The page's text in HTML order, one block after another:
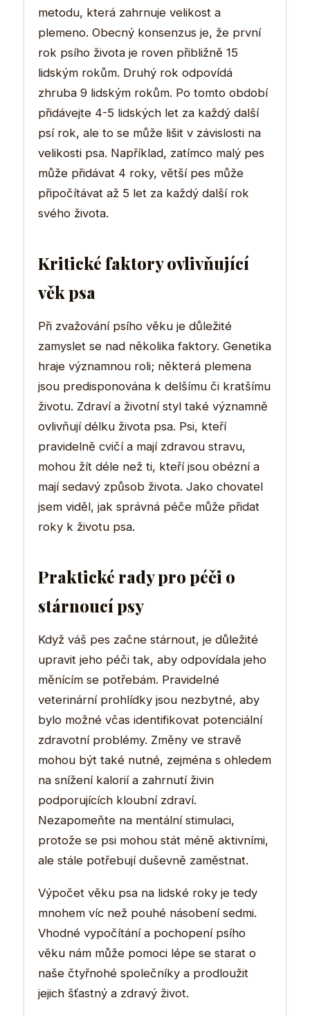
metodu, která zahrnuje velikost a
plemeno. Obecný konsenzus je, že první
rok psího života je roven přibližně 15
lidským rokům. Druhý rok odpovídá
zhruba 9 lidským rokům. Po tomto období
přidávejte 4-5 lidských let za každý další
psí rok, ale to se může lišit v závislosti na
velikosti psa. Například, zatímco malý pes
může přidávat 4 roky, větší pes může
připočítávat až 5 let za každý další rok
svého života.
Kritické faktory ovlivňující
věk psa
Při zvažování psího věku je důležité
zamyslet se nad několika faktory. Genetika
hraje významnou roli; některá plemena
jsou predisponována k delšímu či kratšímu
životu. Zdraví a životní styl také významně
ovlivňují délku života psa. Psi, kteří
pravidelně cvičí a mají zdravou stravu,
mohou žít déle než ti, kteří jsou obézní a
mají sedavý způsob života. Jako chovatel
jsem viděl, jak správná péče může přidat
roky k životu psa.
Praktické rady pro péči o
stárnoucí psy
Když váš pes začne stárnout, je důležité
upravit jeho péči tak, aby odpovídala jeho
měnícím se potřebám. Pravidelné
veterinární prohlídky jsou nezbytné, aby
bylo možné včas identifikovat potenciální
zdravotní problémy. Změny ve stravě
mohou být také nutné, zejména s ohledem
na snížení kalorií a zahrnutí živin
podporujících kloubní zdraví.
Nezapomeňte na mentální stimulaci,
protože se psi mohou stát méně aktivními,
ale stále potřebují duševně zaměstnat.
Výpočet věku psa na lidské roky je tedy
mnohem víc než pouhé násobení sedmi.
Vhodné vypočítání a pochopení psího
věku nám může pomoci lépe se starat o
naše čtyřnohé společníky a prodloužit
jejich šťastný a zdravý život.